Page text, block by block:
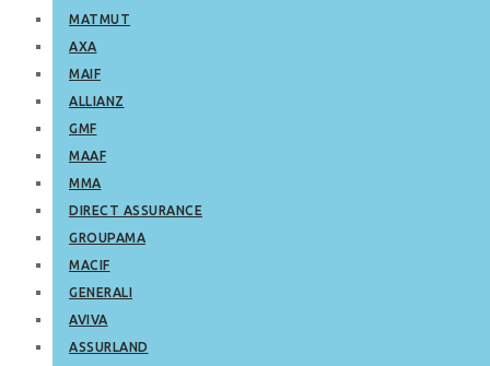
MATMUT
AXA
MAIF
ALLIANZ
GMF
MAAF
MMA
DIRECT ASSURANCE
GROUPAMA
MACIF
GENERALI
AVIVA
ASSURLAND